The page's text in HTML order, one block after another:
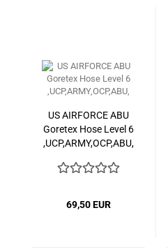
US AIRFORCE ABU
Goretex Hose Level 6
,UCP,ARMY,OCP,ABU,
69,50 EUR